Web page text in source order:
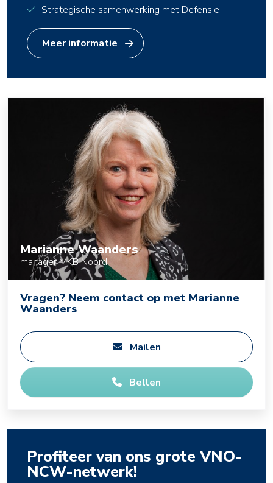
Strategische samenwerking met Defensie
Meer informatie
Marianne Waanders
manager MKB Noord
Vragen? Neem contact op met Marianne
Waanders
Mailen
Bellen
Profiteer van ons grote VNO-
NCW-netwerk!